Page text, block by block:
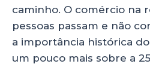
caminho. O comércio na
pessoas passam e não
a importância histórica
um pouco mais sobre a